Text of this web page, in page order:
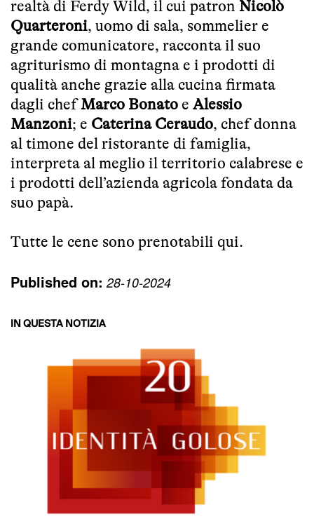
realtà di Ferdy Wild, il cui patron Nicolò
Quarteroni, uomo di sala, sommelier e
grande comunicatore, racconta il suo
agriturismo di montagna e i prodotti di
qualità anche grazie alla cucina firmata
dagli chefMarco Bonato e Alessio
Manzoni; e Caterina Ceraudo, chef donna
al timone del ristorante di famiglia,
interpreta al meglio il territorio calabrese e
i prodotti dell’azienda agricola fondata da
suo papà.
Tutte le cene sono prenotabili qui.
Published on: 28-10-2024
IN QUESTA NOTIZIA